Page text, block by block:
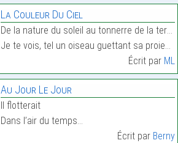
La Couleur Du Ciel
De la nature du soleil au tonnerre de la terre
Je te vois, tel un oiseau guettant sa proie…
Écrit par ML
Au Jour Le Jour
Il flotterait
Dans l’air du temps…
Écrit par Berny